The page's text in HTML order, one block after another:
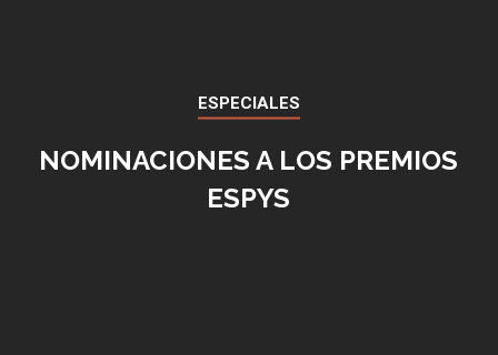
ESPECIALES
NOMINACIONES A LOS PREMIOS
ESPYS